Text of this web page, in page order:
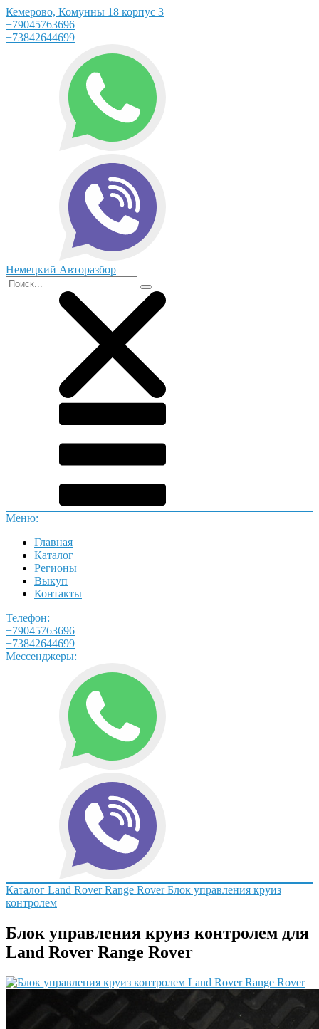
Кемерово, Комунны 18 корпус 3
+79045763696
+73842644699
Немецкий Авторазбор
Меню:
Главная
Каталог
Регионы
Выкуп
Контакты
Телефон:
+79045763696
+73842644699
Мессенджеры:
Каталог Land RoverRange RoverБлок управления круиз
контролем
Блок управления круиз контролем для
Land Rover Range Rover